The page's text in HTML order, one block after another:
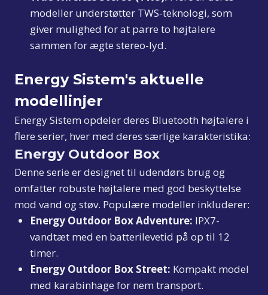
modeller understøtter TWS-teknologi, som
giver mulighed for at parre to højtalere
sammen for ægte stereo-lyd.
Energy Sistem's aktuelle
modellinjer
Energy Sistem opdeler deres Bluetooth højtalere i
flere serier, hver med deres særlige karakteristika:
Energy Outdoor Box
Denne serie er designet til udendørs brug og
omfatter robuste højtalere med god beskyttelse
mod vand og støv. Populære modeller inkluderer:
Energy Outdoor Box Adventure: IPX7-
vandtæt med en batterilevetid på op til 12
timer.
Energy Outdoor Box Street: Kompakt model
med karabinhage for nem transport.